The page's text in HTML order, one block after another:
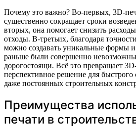
Почему это важно? Во-первых, 3D-
существенно сокращает сроки
вторых, она помогает снизить
отходы. В-третьих, благодаря
можно создавать уникальные формы
раньше были совершенно
дорогостоящи. Всё это превращает
перспективное решение для
даже постоянных строительных
Преимущества
печати в